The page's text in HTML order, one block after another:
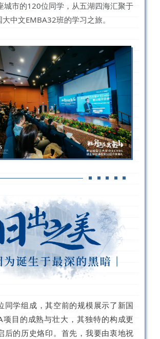
城市的120位同学，从五湖四海汇聚于
中文EMBA32班的学习之旅。
同学组成，其空前的规模展示了新国
项目的成熟与壮大，其独特的构成更
后的历史烙印。首先，我要由衷地祝